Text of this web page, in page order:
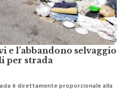
e l’abbandono selvaggio
per strada
è direttamente proporzionale alla